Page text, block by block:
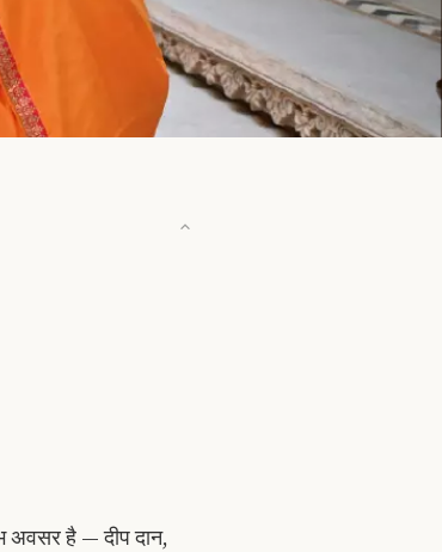
अवसर है — दीप दान,